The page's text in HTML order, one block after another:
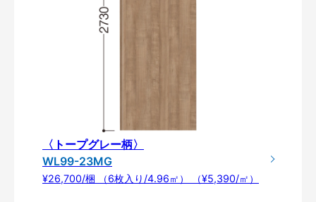
〈トープグレー柄〉
WL99-23MG
¥26,700/梱 （6枚入り/4.96㎡） （¥5,390/㎡）